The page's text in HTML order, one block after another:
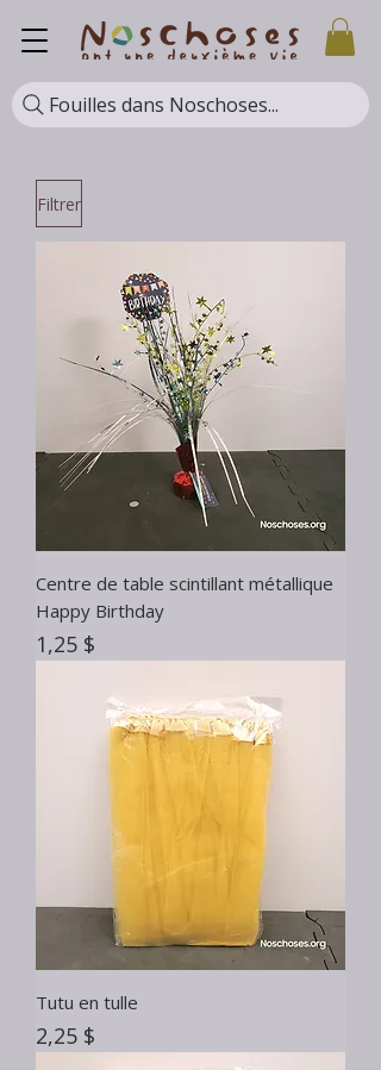
Fouilles dans Noschoses...
Filtrer
Centre de table scintillant métallique
Happy Birthday
Prix
1,25 $
Tutu en tulle
Prix
2,25 $